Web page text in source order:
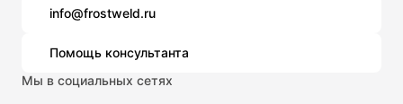
info@frostweld.ru
Помощь консультанта
Мы в социальных сетях